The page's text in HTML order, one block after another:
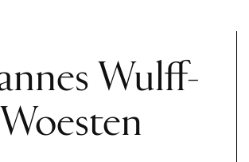
Wulff-
Woesten